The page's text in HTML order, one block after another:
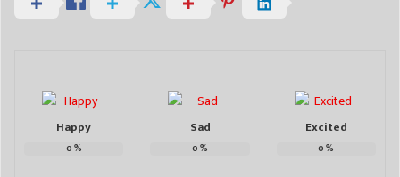
Happy
0%
Sad
0%
Excited
0%